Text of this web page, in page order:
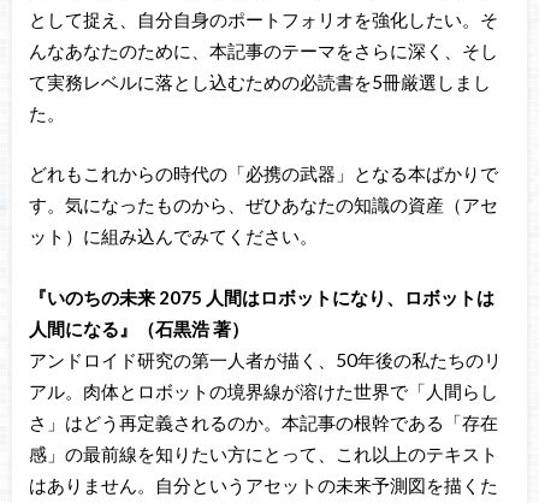
として捉え、自分自身のポートフォリオを強化したい。そ
んなあなたのために、本記事のテーマをさらに深く、そし
て実務レベルに落とし込むための必読書を5冊厳選しまし
た。
どれもこれからの時代の「必携の武器」となる本ばかりで
す。気になったものから、ぜひあなたの知識の資産（アセ
ット）に組み込んでみてください。
『いのちの未来 2075 人間はロボットになり、ロボットは
人間になる』（石黒浩 著）
アンドロイド研究の第一人者が描く、50年後の私たちのリ
アル。肉体とロボットの境界線が溶けた世界で「人間らし
さ」はどう再定義されるのか。本記事の根幹である「存在
感」の最前線を知りたい方にとって、これ以上のテキスト
はありません。自分というアセットの未来予測図を描くた